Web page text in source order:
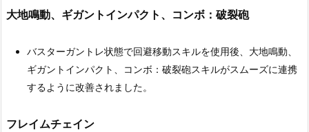
大地鳴動、ギガントインパクト、コンボ：破裂砲
バスターガントレ状態で回避移動スキルを使用後、大地鳴動、
ギガントインパクト、コンボ：破裂砲スキルがスムーズに連携
するように改善されました。
フレイムチェイン